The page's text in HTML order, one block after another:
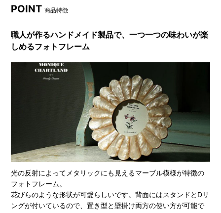
POINT商品特徴
職人が作るハンドメイド製品で、一つ一つの味わいが楽
しめるフォトフレーム
光の反射によってメタリックにも見えるマーブル模様が特徴の
フォトフレーム。
花びらのような形状が可愛らしいです。背面にはスタンドとDリ
ングが付いているので、置き型と壁掛け両方の使い方が可能で